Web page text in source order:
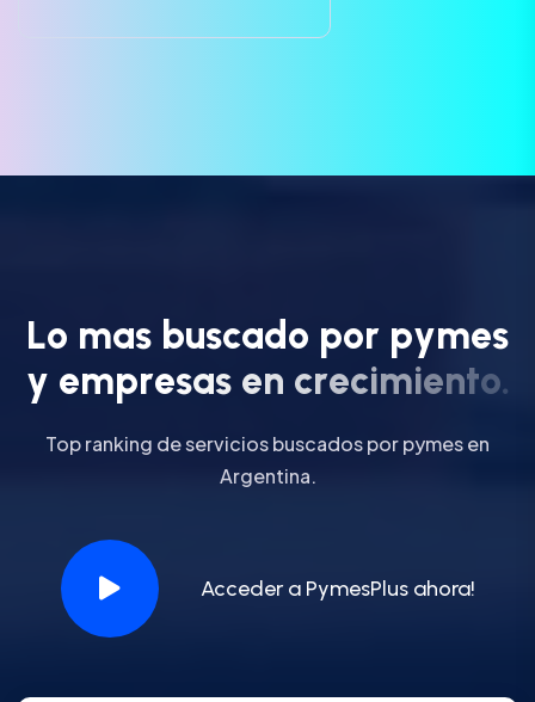
Lo mas buscado por pymes
y empresas en crecimiento.
Top ranking de servicios buscados por pymes en
Argentina.
Acceder a PymesPlus ahora!